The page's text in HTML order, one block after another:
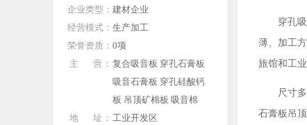
穿孔
薄、加工
旅馆和工
尺寸
石膏板吊
企业类型： 建材企业
经营模式： 生产加工
荣誉资质： 0项
主 营： 复合吸音板 穿孔石膏板
吸音石膏板 穿孔硅酸钙
板 吊顶矿棉板 吸音棉
地 址： 工业开发区